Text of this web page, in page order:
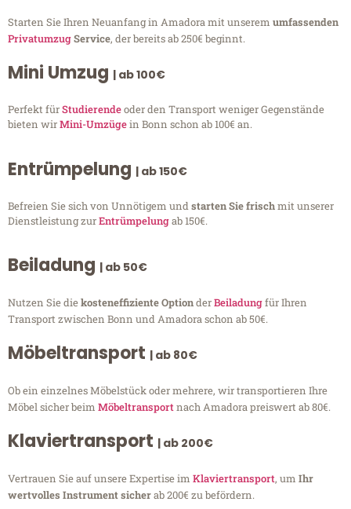
Starten Sie Ihren Neuanfang in Amadora mit unserem umfassenden
PrivatumzugService, der bereits ab 250€ beginnt.
Mini Umzug | ab 100€
Perfekt fürStudierendeoder den Transport weniger Gegenstände
bieten wirMini-Umzügein Bonn schon ab 100€ an.
Entrümpelung | ab 150€
Befreien Sie sich von Unnötigem undstarten Sie frischmit unserer
Dienstleistung zurEntrümpelungab 150€.
Beiladung | ab 50€
Nutzen Sie diekosteneffiziente OptionderBeiladungfür Ihren
Transport zwischen Bonn und Amadora schon ab 50€.
Möbeltransport | ab 80€
Ob ein einzelnes Möbelstück oder mehrere, wir transportieren Ihre
Möbel sicher beim Möbeltransportnach Amadora preiswert ab 80€.
Klaviertransport | ab 200€
Vertrauen Sie auf unsere Expertise im Klaviertransport, um Ihr
wertvolles Instrument sicherab 200€ zu befördern.